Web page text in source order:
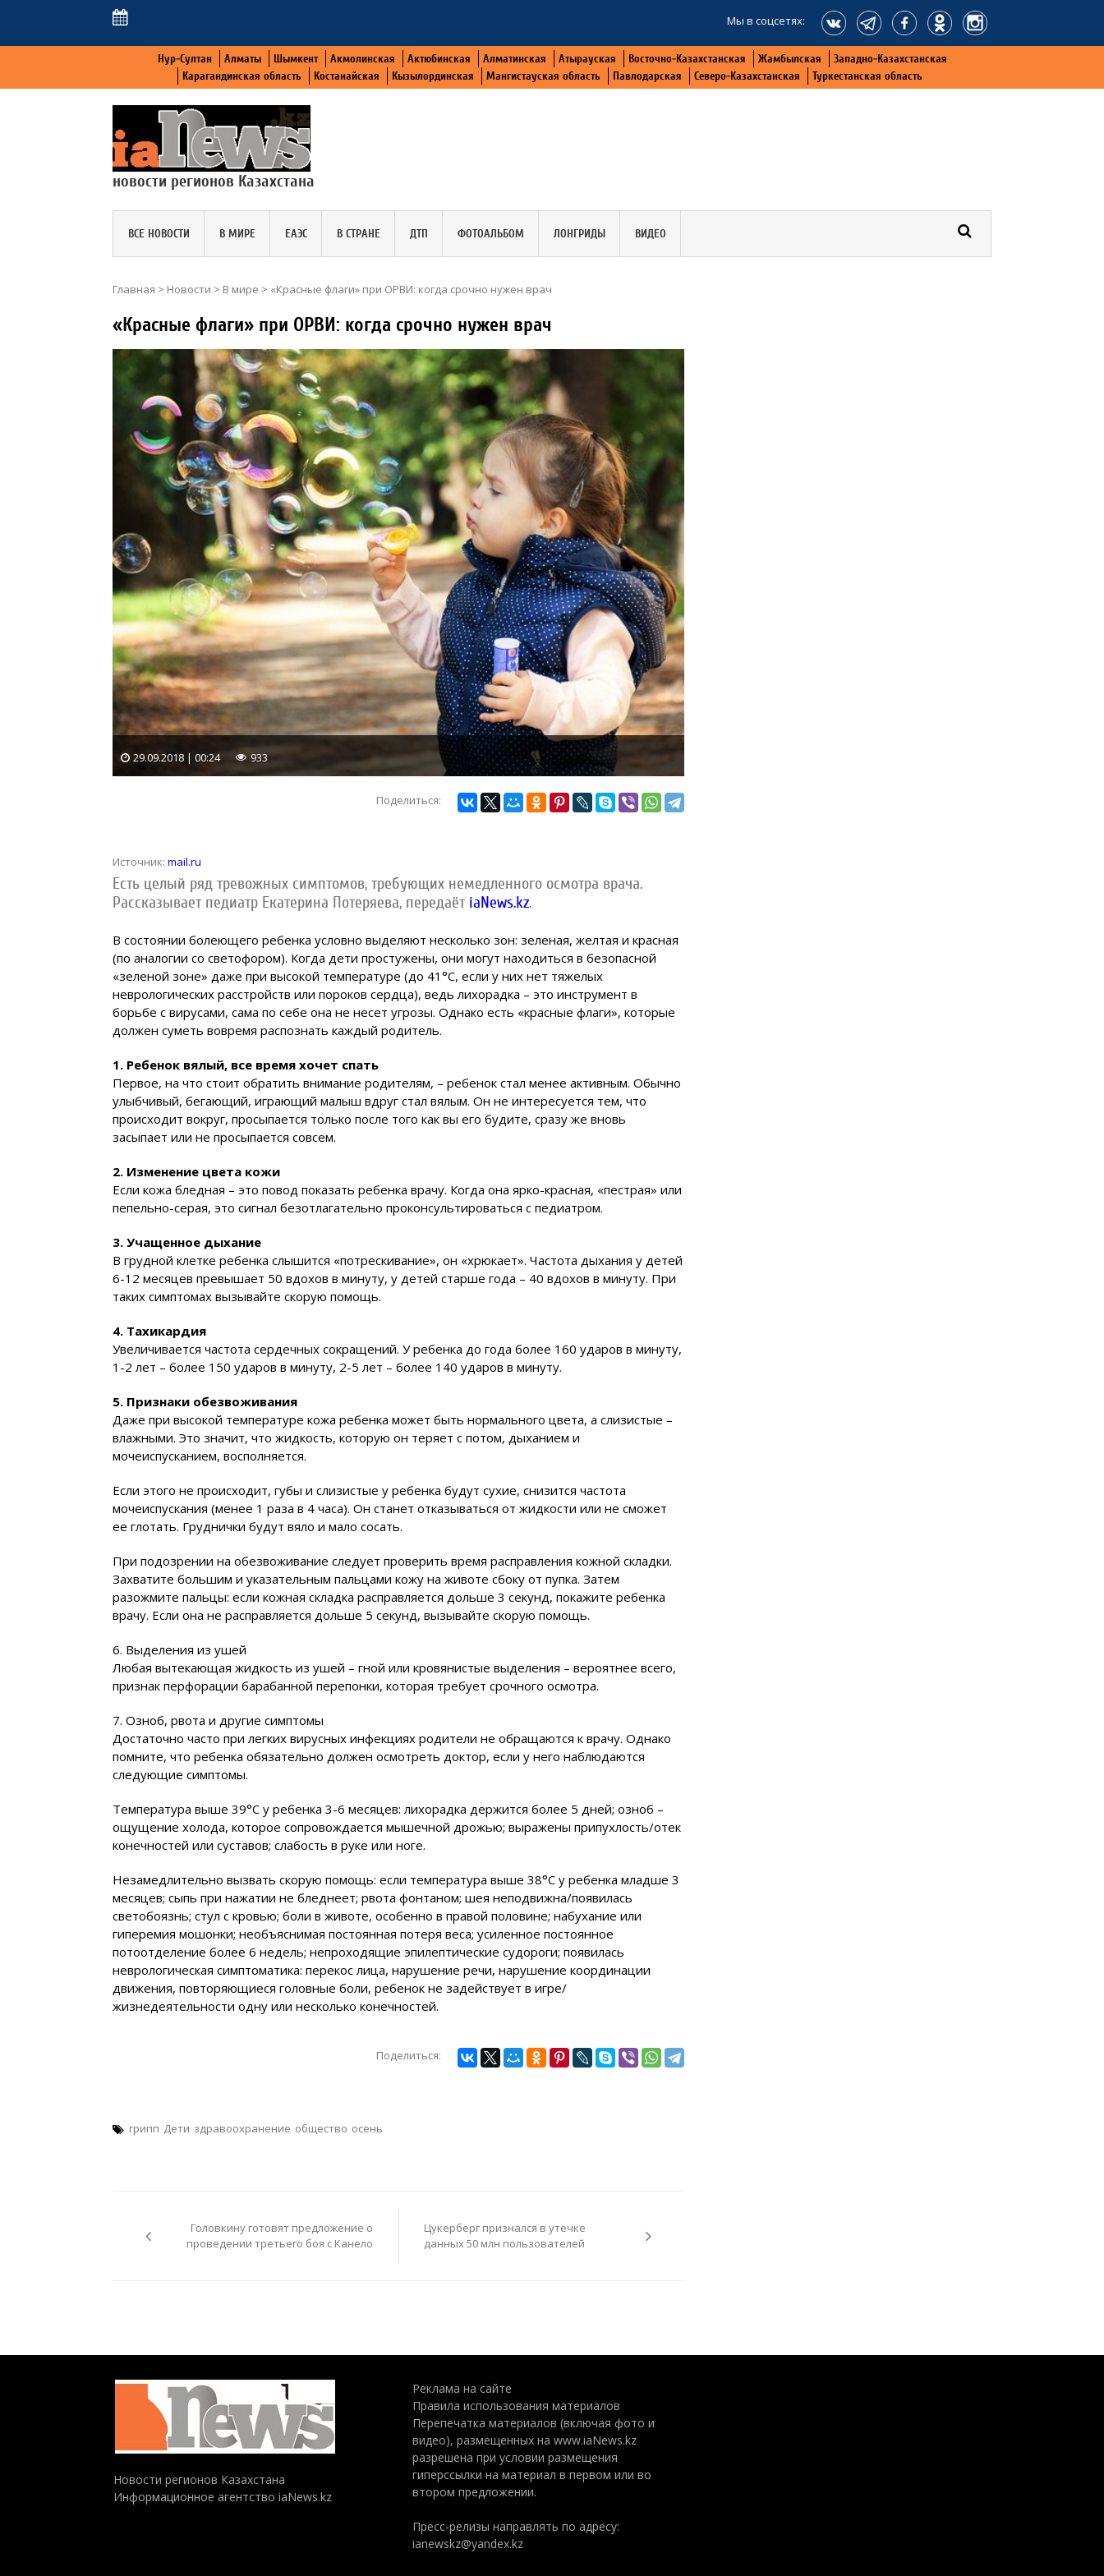
Мы в соцсетях:
Нур-Султан Алматы Шымкент Акмолинская Актюбинская Алматинская Атырауская Восточно-Казахстанская Жамбылская
Западно-Казахстанская
Карагандинская область
Костанайская Кызылординская Мангистауская область Павлодарская Северо-Казахстанская Туркестанская область
новости регионов Казахстана
ВСЕ НОВОСТИ В МИРЕ ЕАЭС В СТРАНЕ ДТП ФОТОАЛЬБОМ ЛОНГРИДЫ ВИДЕО
Главная > Новости > В мире > «Красные флаги» при ОРВИ: когда срочно нужен врач
«Красные флаги» при ОРВИ: когда срочно нужен врач
29.09.2018 | 00:24 933
Поделиться:
Источник: mail.ru
Есть целый ряд тревожных симптомов, требующих немедленного осмотра врача.
Рассказывает педиатр Екатерина Потеряева, передаётiaNews.kz.
В состоянии болеющего ребенка условно выделяют несколько зон: зеленая, желтая и красная
(по аналогии со светофором). Когда дети простужены, они могут находиться в безопасной
«зеленой зоне» даже при высокой температуре (до 41°С, если у них нет тяжелых
неврологических расстройств или пороков сердца), ведь лихорадка – это инструмент в
борьбе с вирусами, сама по себе она не несет угрозы. Однако есть «красные флаги», которые
должен суметь вовремя распознать каждый родитель.
1. Ребенок вялый, все время хочет спать
Первое, на что стоит обратить внимание родителям, – ребенок стал менее активным. Обычно
улыбчивый, бегающий, играющий малыш вдруг стал вялым. Он не интересуется тем, что
происходит вокруг, просыпается только после того как вы его будите, сразу же вновь
засыпает или не просыпается совсем.
2. Изменение цвета кожи
Если кожа бледная – это повод показать ребенка врачу. Когда она ярко-красная, «пестрая» или
пепельно-серая, это сигнал безотлагательно проконсультироваться с педиатром.
3. Учащенное дыхание
В грудной клетке ребенка слышится «потрескивание», он «хрюкает». Частота дыхания у детей
6-12 месяцев превышает 50 вдохов в минуту, у детей старше года – 40 вдохов в минуту. При
таких симптомах вызывайте скорую помощь.
4. Тахикардия
Увеличивается частота сердечных сокращений. У ребенка до года более 160 ударов в минуту,
1-2 лет – более 150 ударов в минуту, 2-5 лет – более 140 ударов в минуту.
5. Признаки обезвоживания
Даже при высокой температуре кожа ребенка может быть нормального цвета, а слизистые –
влажными. Это значит, что жидкость, которую он теряет с потом, дыханием и
мочеиспусканием, восполняется.
Если этого не происходит, губы и слизистые у ребенка будут сухие, снизится частота
мочеиспускания (менее 1 раза в 4 часа). Он станет отказываться от жидкости или не сможет
ее глотать. Груднички будут вяло и мало сосать.
При подозрении на обезвоживание следует проверить время расправления кожной складки.
Захватите большим и указательным пальцами кожу на животе сбоку от пупка. Затем
разожмите пальцы: если кожная складка расправляется дольше 3 секунд, покажите ребенка
врачу. Если она не расправляется дольше 5 секунд, вызывайте скорую помощь.
6. Выделения из ушей
Любая вытекающая жидкость из ушей – гной или кровянистые выделения – вероятнее всего,
признак перфорации барабанной перепонки, которая требует срочного осмотра.
7. Озноб, рвота и другие симптомы
Достаточно часто при легких вирусных инфекциях родители не обращаются к врачу. Однако
помните, что ребенка обязательно должен осмотреть доктор, если у него наблюдаются
следующие симптомы.
Температура выше 39°С у ребенка 3-6 месяцев: лихорадка держится более 5 дней; озноб –
ощущение холода, которое сопровождается мышечной дрожью; выражены припухлость/отек
конечностей или суставов; слабость в руке или ноге.
Незамедлительно вызвать скорую помощь: если температура выше 38°С у ребенка младше 3
месяцев; сыпь при нажатии не бледнеет; рвота фонтаном; шея неподвижна/появилась
светобоязнь; стул с кровью; боли в животе, особенно в правой половине; набухание или
гиперемия мошонки; необъяснимая постоянная потеря веса; усиленное постоянное
потоотделение более 6 недель; непроходящие эпилептические судороги; появилась
неврологическая симптоматика: перекос лица, нарушение речи, нарушение координации
движения, повторяющиеся головные боли, ребенок не задействует в игре/
жизнедеятельности одну или несколько конечностей.
Поделиться:
грипп Дети здравоохранение общество осень
записям
Головкину готовят предложение о
проведении третьего боя с Канело
Цукерберг признался в утечке
данных 50 млн пользователей
Новости регионов Казахстана
Информационное агентство iaNews.kz
Реклама на сайте
Правила использования материалов
Перепечатка материалов (включая фото и
видео), размещенных на www.iaNews.kz
разрешена при условии размещения
гиперссылки на материал в первом или во
втором предложении.
Пресс-релизы направлять по адресу:
ianewskz@yandex.kz